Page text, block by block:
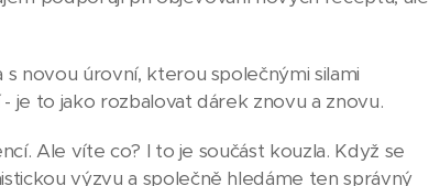
novou úrovní, kterou společnými silami
je to jako rozbalovat dárek znovu a znovu.
Ale víte co? I to je součást kouzla. Když se
výzvu a společně hledáme ten správný